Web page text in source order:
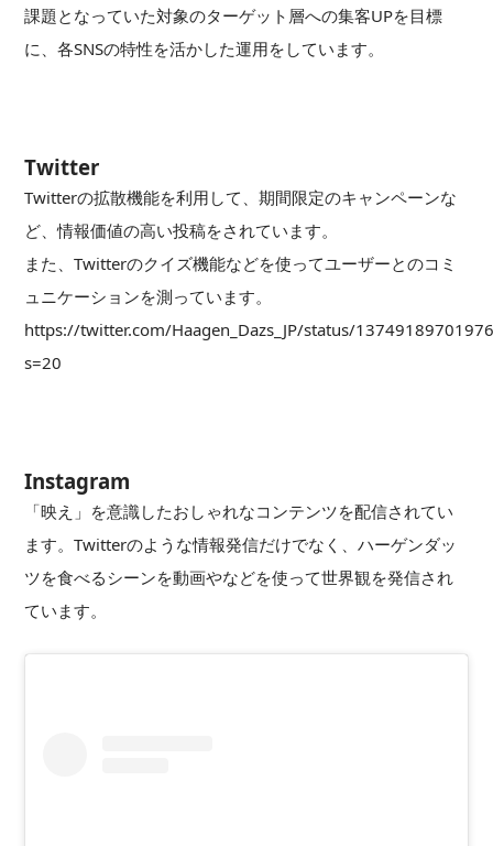
課題となっていた対象のターゲット層への集客UPを目標
に、各SNSの特性を活かした運用をしています。
Twitter
Twitterの拡散機能を利用して、期間限定のキャンペーンな
ど、情報価値の高い投稿をされています。
また、Twitterのクイズ機能などを使ってユーザーとのコミ
ュニケーションを測っています。
https://twitter.com/Haagen_Dazs_JP/status/
s=20
Instagram
「映え」を意識したおしゃれなコンテンツを配信されてい
ます。Twitterのような情報発信だけでなく、ハーゲンダッ
ツを食べるシーンを動画やなどを使って世界観を発信され
ています。